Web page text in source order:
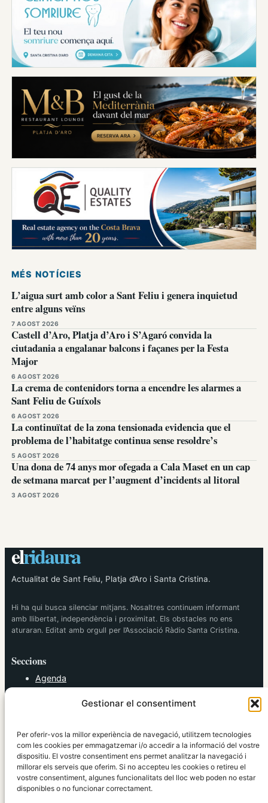
Gestionar el consentiment
Per oferir-vos la millor experiència de navegació, utilitzem tecnologies
com les cookies per emmagatzemar i/o accedir a la informació del vostre
dispositiu. El vostre consentiment ens permet analitzar la navegació i
millorar els serveis que oferim. Si no accepteu les cookies o retireu el
vostre consentiment, algunes funcionalitats del lloc web poden no estar
disponibles o no funcionar correctament.
MÉS NOTÍCIES
L’aigua surt amb color a Sant Feliu i genera inquietud
entre alguns veïns
7 AGOST 2026
Castell d’Aro, Platja d’Aro i S’Agaró convida la
ciutadania a engalanar balcons i façanes per la Festa
Major
6 AGOST 2026
La crema de contenidors torna a encendre les alarmes a
Sant Feliu de Guíxols
6 AGOST 2026
La continuïtat de la zona tensionada evidencia que el
problema de l’habitatge continua sense resoldre’s
5 AGOST 2026
Una dona de 74 anys mor ofegada a Cala Maset en un cap
de setmana marcat per l’augment d’incidents al litoral
3 AGOST 2026
elridaura
Actualitat de Sant Feliu, Platja d’Aro i Santa Cristina.
Hi ha qui busca silenciar mitjans. Nosaltres continuem informant
amb llibertat, independència i proximitat. Els obstacles no ens
aturaran. Editat amb orgull per l’Associació Ràdio Santa Cristina.
Seccions
Agenda
Política
Societat
Tendències
elRidaura.com